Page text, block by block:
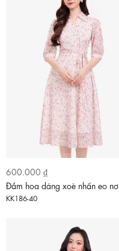
600.000 ₫
Đầm hoa dáng xoè nhấn eo nơ
KK186-40